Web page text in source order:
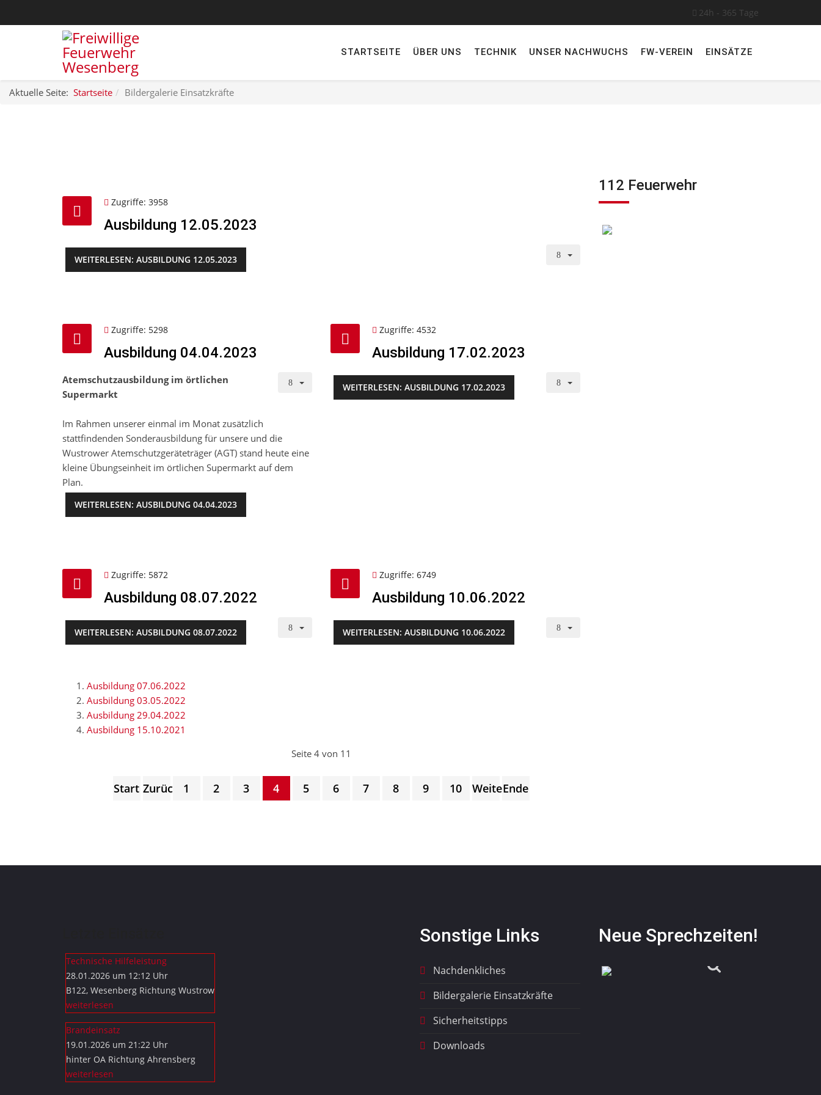
24h - 365 Tage
STARTSEITE ÜBER UNS TECHNIK UNSER NACHWUCHS FW-VEREIN EINSÄTZE
Aktuelle Seite: Startseite Bildergalerie Einsatzkräfte
Zugriffe: 3958
Ausbildung 12.05.2023
WEITERLESEN: AUSBILDUNG 12.05.2023
Zugriffe: 5298
Ausbildung 04.04.2023
Atemschutzausbildung im örtlichen
Supermarkt
Im Rahmen unserer einmal im Monat zusätzlich
stattfindenden Sonderausbildung für unsere und die
Wustrower Atemschutzgeräteträger (AGT) stand heute eine
kleine Übungseinheit im örtlichen Supermarkt auf dem
Plan.
WEITERLESEN: AUSBILDUNG 04.04.2023
Zugriffe: 4532
Ausbildung 17.02.2023
WEITERLESEN: AUSBILDUNG 17.02.2023
Zugriffe: 5872
Ausbildung 08.07.2022
WEITERLESEN: AUSBILDUNG 08.07.2022
Zugriffe: 6749
Ausbildung 10.06.2022
WEITERLESEN: AUSBILDUNG 10.06.2022
Ausbildung 07.06.2022
Ausbildung 03.05.2022
Ausbildung 29.04.2022
Ausbildung 15.10.2021
Seite 4 von 11
Start Zurück 1 2 3 4 5 6 7 8 9 10 WeiterEnde
112 Feuerwehr
Technische Hilfeleistung
28.01.2026 um 12:12 Uhr
B122, Wesenberg Richtung Wustrow
weiterlesen
Brandeinsatz
19.01.2026 um 21:22 Uhr
hinter OA Richtung Ahrensberg
weiterlesen
Sonstige Links
Nachdenkliches
Bildergalerie Einsatzkräfte
Sicherheitstipps
Downloads
Neue Sprechzeiten!